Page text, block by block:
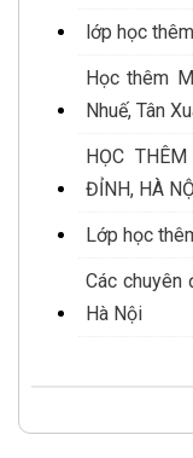
lớp học
Học thêm
Nhuế, Tân
HỌC
ĐỈNH, HÀ NỘI
Lớp học
Các chuyên
Hà Nội